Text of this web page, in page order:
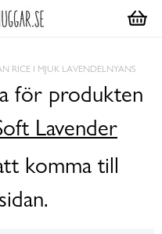
RICE I MJUK LAVENDELNYANS
för produkten
Lavender
komma till